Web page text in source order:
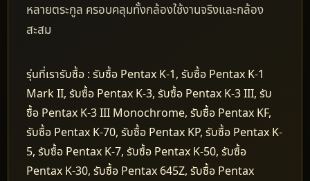
หลายตระกูล ครอบคลุมทั้งกล้องใช้งานจริงและกล้อง
สะสม
รุ่นที่เรารับซื้อ : รับซื้อ Pentax K-1, รับซื้อ Pentax K-1
Mark II, รับซื้อ Pentax K-3, รับซื้อ Pentax K-3 III, รับ
ซื้อ Pentax K-3 III Monochrome, รับซื้อ Pentax KF,
รับซื้อ Pentax K-70, รับซื้อ Pentax KP, รับซื้อ Pentax K-
5, รับซื้อ Pentax K-7, รับซื้อ Pentax K-50, รับซื้อ
Pentax K-30, รับซื้อ Pentax 645Z, รับซื้อ Pentax